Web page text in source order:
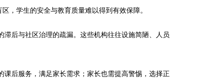
，学生的安全与教育质量难以得到有效保障。
后与社区治理的疏漏。这些机构往往设施简陋、人员
后服务，满足家长需求；家长也需提高警惕，选择正